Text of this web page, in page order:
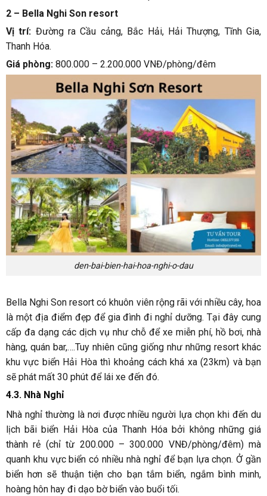
2 – Bella Nghi Son resort
Vị trí: Đường ra Cầu cảng, Bắc Hải, Hải Thượng, Tĩnh Gia,
Thanh Hóa.
Giá phòng: 800.000 – 2.200.000 VNĐ/phòng/đêm
den-bai-bien-hai-hoa-nghi-o-dau
Bella Nghi Son resort có khuôn viên rộng rãi với nhiều cây, hoa
là một địa điểm đẹp để gia đình đi nghỉ dưỡng. Tại đây cung
cấp đa dạng các dịch vụ như chỗ để xe miễn phí, hồ bơi, nhà
hàng, quán bar,….Tuy nhiên cũng giống như những resort khác
khu vực biển Hải Hòa thì khoảng cách khá xa (23km) và bạn
sẽ phát mất 30 phút để lái xe đến đó.
4.3. Nhà Nghỉ
Nhà nghỉ thường là nơi được nhiều người lựa chọn khi đến du
lịch bãi biển Hải Hòa của Thanh Hóa bởi không những giá
thành rẻ (chỉ từ 200.000 – 300.000 VNĐ/phòng/đêm) mà
quanh khu vực biển có nhiều nhà nghỉ để bạn lựa chọn. Ở gần
biển hơn sẽ thuận tiện cho bạn tắm biển, ngắm bình minh,
hoàng hôn hay đi dạo bờ biển vào buổi tối.